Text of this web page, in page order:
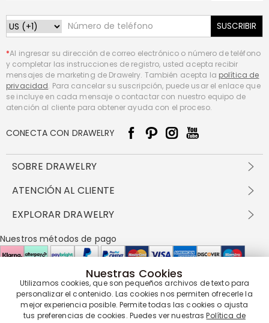
SUSCRIBIR
*Al ingresar su dirección de correo electrónico o número de teléfono
y completar las instrucciones de registro, usted acepta recibir
mensajes de marketing de Drawelry. También acepta la política de
privacidad. Para cancelar su suscripción, puede usar el enlace que
se incluye en cada mensaje o contactar con nuestro equipo de
atención al cliente para obtener ayuda con el proceso.
CONECTA CON DRAWELRY
SOBRE DRAWELRY
Sobre nosotros
política de privacidad
Preguntas frecuentes
ATENCIÓN AL CLIENTE
Envío y entrega
Devolución en 60 días
Cómo cuidar
EXPLORAR DRAWELRY
Drawelry Prime
Programa de Recompensas
Nuestros métodos de pago
Nuestros socios de entrega
Nuestras Cookies
Utilizamos cookies, que son pequeños archivos de texto para
personalizar el contenido. Las cookies nos permiten ofrecerle la
mejor experiencia posible. Permite todas las cookies o ajusta
tus preferencias de cookies. Puedes ver nuestrasPolítica de